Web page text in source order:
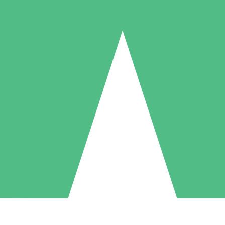
Packs de Crédits Individuels
à l'utilisation avec des crédits de téléchargement. Sans engagement
5 Téléchargements
US$